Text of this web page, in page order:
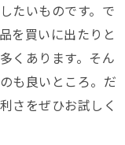
たいものです。で
を買いに出たりと
くあります。そん
も良いところ。だ
さをぜひお試しく